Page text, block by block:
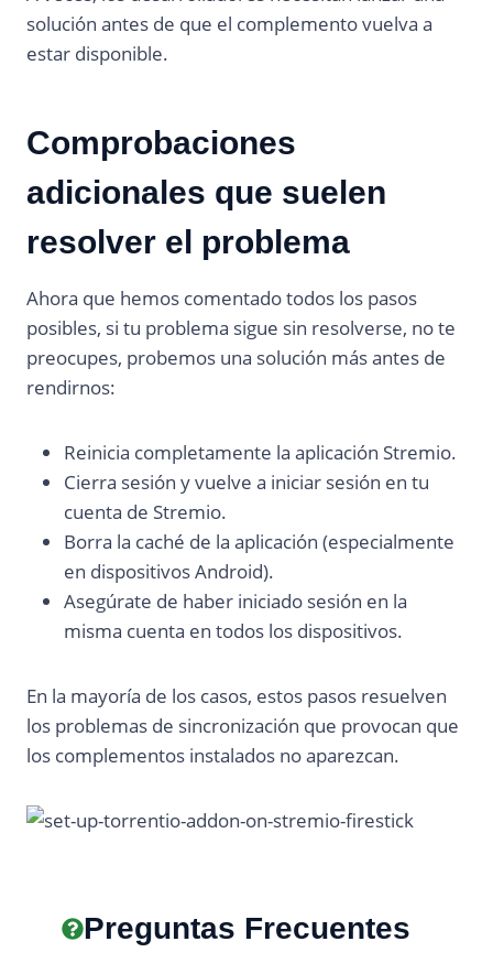
solución antes de que el complemento vuelva a
estar disponible.
Comprobaciones
adicionales que suelen
resolver el problema
Ahora que hemos comentado todos los pasos
posibles, si tu problema sigue sin resolverse, no te
preocupes, probemos una solución más antes de
rendirnos:
Reinicia completamente la aplicación Stremio.
Cierra sesión y vuelve a iniciar sesión en tu
cuenta de Stremio.
Borra la caché de la aplicación (especialmente
en dispositivos Android).
Asegúrate de haber iniciado sesión en la
misma cuenta en todos los dispositivos.
En la mayoría de los casos, estos pasos resuelven
los problemas de sincronización que provocan que
los complementos instalados no aparezcan.
Preguntas Frecuentes